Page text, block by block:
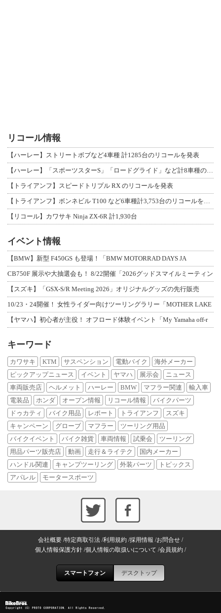
リコール情報
【ハーレー】ストリートボブなど4車種 計1285台のリコールを発表
【ハーレー】「スポーツスターS」「ロードグライド」など計8車種のリコールを発表
【トライアンフ】スピードトリプル RX のリコールを発表
【トライアンフ】ボンネビル T100 など6車種計3,753台のリコールを発表
【リコール】カワサキ Ninja ZX-6R 計1,930台
イベント情報
【BMW】新型 F450GS も登場！「BMW MOTORRAD DAYS JA
CB750F 展示や大抽選会も！ 8/22開催「2026グッドスマイルミーティン
【スズキ】「GSX-S/R Meeting 2026」オリジナルグッズの先行販売
10/23・24開催！ 女性ライダー向けツーリングラリー「MOTHER LAKE
【ヤマハ】初心者が主役！ オフロード体験イベント「My Yamaha off-r
キーワード
カワサキ KTM サスペンション 電動バイク
海外メーカー
ピックアップニュース
イベント ヤマハ 展示会
ニュース
車両販売店
ヘルメット ハーレー BMW マフラー関連
輸入車
電装品
ホンダ オープン情報 リコール情報
バイクパーツ
ドゥカティ
バイク用品 レポート トライアンフ
スズキ
キャンペーン
グローブ マフラー
ツーリング用品
バイクイベント
バイク雑貨 車両情報 試乗会
ツーリング
用品パーツ販売店
動画 走行＆ライテク
国内メーカー
ハンドル関連
キャンプツーリング 外装パーツ
トピックス
アパレル
モータースポーツ
会社概要 特定商取引法 利用規約 採用情報 お問合せ
個人情報保護方針 個人情報の取扱いについて 会員規約
スマートフォン デスクトップ